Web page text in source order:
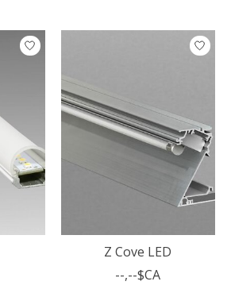
Z Cove LED
--,--$CA